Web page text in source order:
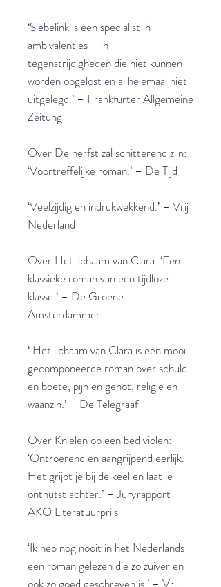
‘Siebelink is een specialist in
ambivalenties – in
tegenstrijdigheden die niet kunnen
worden opgelost en al helemaal niet
uitgelegd.’ – Frankfurter Allgemeine
Zeitung
Over De herfst zal schitterend zijn:
‘Voortreffelijke roman.’ – De Tijd
‘Veelzijdig en indrukwekkend.’ – Vrij
Nederland
Over Het lichaam van Clara: ‘Een
klassieke roman van een tijdloze
klasse.’ – De Groene
Amsterdammer
‘ Het lichaam van Clara is een mooi
gecomponeerde roman over schuld
en boete, pijn en genot, religie en
waanzin.’ – De Telegraaf
Over Knielen op een bed violen:
‘Ontroerend en aangrijpend eerlijk.
Het grijpt je bij de keel en laat je
onthutst achter.’ – Juryrapport
AKO Literatuurprijs
‘Ik heb nog nooit in het Nederlands
een roman gelezen die zo zuiver en
ook zo goed geschreven is.’ – Vrij